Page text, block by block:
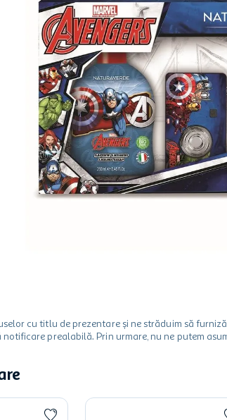
troler
garden star
hartie igienica
one two fun
ciocolata
cu titlu de prezentare și ne străduim să
prealabilă. Prin urmare, nu ne putem